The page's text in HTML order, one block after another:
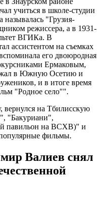
учиться в школе-студии
называлась "Грузия-
режиссера, а в 1931-
ВГИКа. В
ассистентом на съемках
его двоюродная
Ермаковым,
в Южную Осетию и
и в итоге время
"Родное село"".
на Тбилисскую
"Бакуриани",
павильон на ВСХВ)" и
фильмы.
Валиев снял